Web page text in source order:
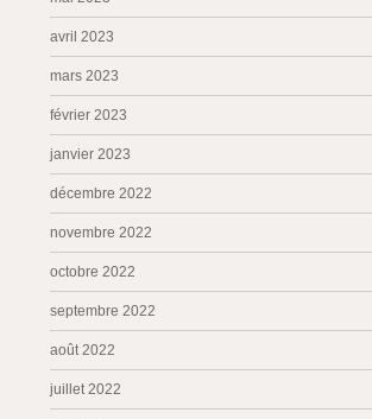
avril 2023
mars 2023
février 2023
janvier 2023
décembre 2022
novembre 2022
octobre 2022
septembre 2022
août 2022
juillet 2022